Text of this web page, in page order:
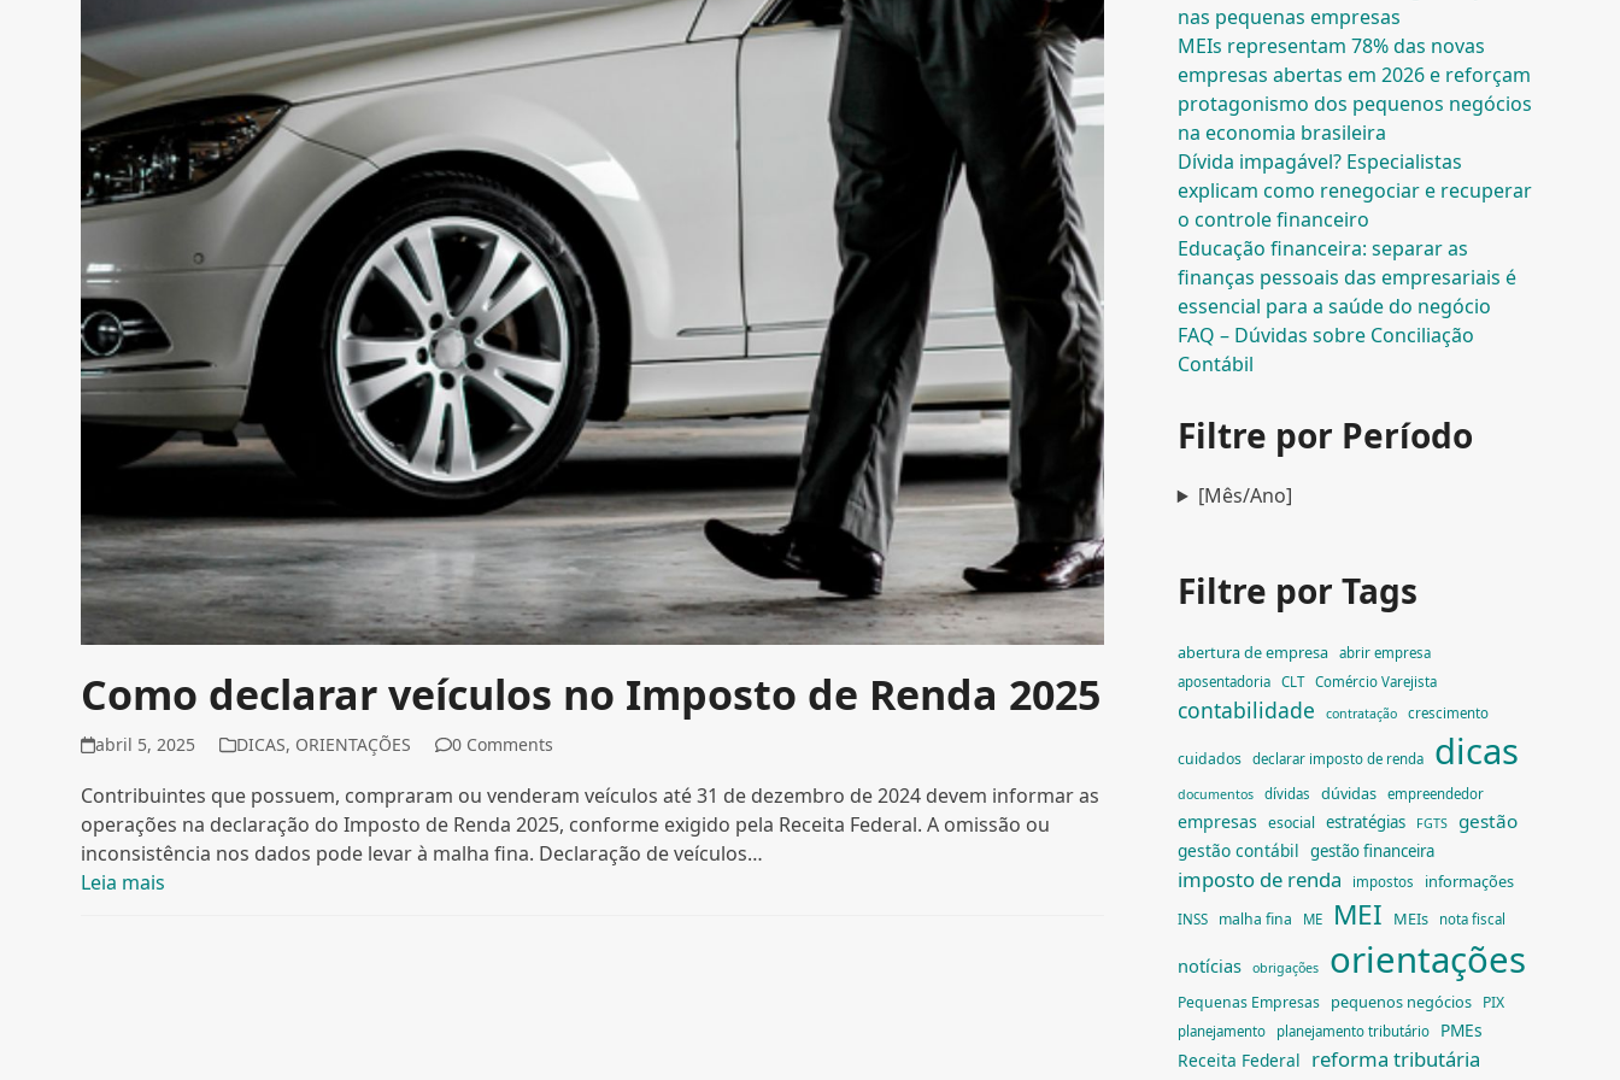
Como declarar veículos no Imposto de Renda 2025
abril 5, 2025 DICAS, ORIENTAÇÕES 0 Comments
Contribuintes que possuem, compraram ou venderam veículos até 31 de dezembro de 2024 devem informar as
operações na declaração do Imposto de Renda 2025, conforme exigido pela Receita Federal. A omissão ou
inconsistência nos dados pode levar à malha fina. Declaração de veículos…
Leia mais
nas pequenas empresas
MEIs representam 78% das novas
empresas abertas em 2026 e reforçam
protagonismo dos pequenos negócios
na economia brasileira
Dívida impagável? Especialistas
explicam como renegociar e recuperar
o controle financeiro
Educação financeira: separar as
finanças pessoais das empresariais é
essencial para a saúde do negócio
FAQ – Dúvidas sobre Conciliação
Contábil
Filtre por Período
[Mês/Ano]
Filtre por Tags
abertura de empresa
abrir empresa
aposentadoria
CLT Comércio Varejista
contabilidade contratação crescimento
cuidados declarar imposto de renda dicas
documentos dívidas dúvidas empreendedor
empresas esocial estratégias FGTS gestão
gestão contábil gestão financeira
imposto de renda impostos informações
INSS malha fina ME MEI MEIs nota fiscal
notícias obrigações orientações
Pequenas Empresas pequenos negócios PIX
planejamento planejamento tributário
PMEs
Receita Federal reforma tributária